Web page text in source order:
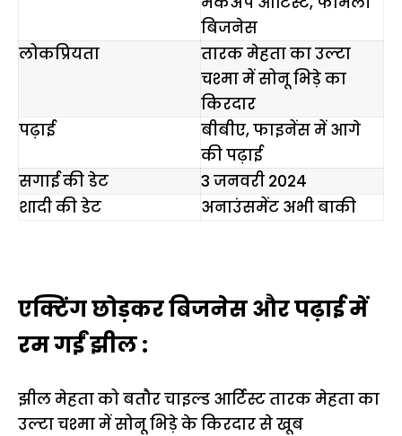
बिजनेस
लोकप्रियता
तारक मेहता का उल्टा
चश्मा में सोनू भिड़े का
किरदार
पढ़ाई
बीबीए, फाइनेंस में आगे
की पढ़ाई
सगाई की डेट
3 जनवरी 2024
शादी की डेट
अनाउंसमेंट अभी बाकी
एक्टिंग छोड़कर बिजनेस और पढ़ाई में
रम गईं झील :
झील मेहता को बतौर चाइल्ड आर्टिस्ट तारक मेहता का
उल्टा चश्मा में सोनू भिड़े के किरदार से खूब